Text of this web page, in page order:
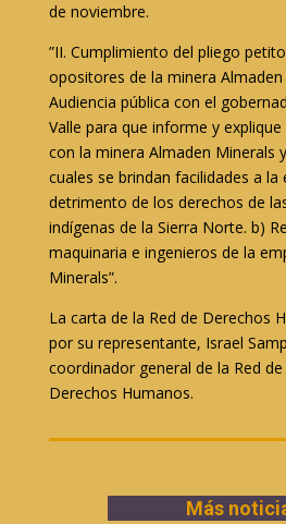
de noviembre.
”II. Cumplimiento del pliego
opositores de la minera Almaden
Audiencia pública con el
Valle para que informe y
con la minera Almaden Minerals
cuales se brindan facilidades a la
detrimento de los derechos de
indígenas de la Sierra Norte. b)
maquinaria e ingenieros de la
Minerals”.
La carta de la Red de Derechos
por su representante, Israel
coordinador general de la Red
Derechos Humanos.
Más